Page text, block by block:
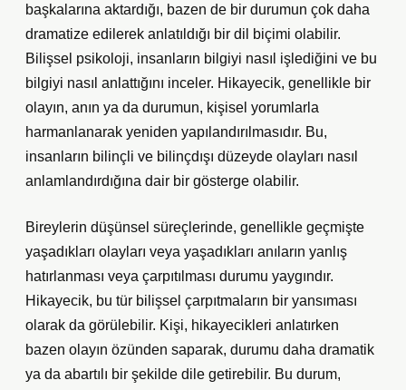
başkalarına aktardığı, bazen de bir durumun çok daha
dramatize edilerek anlatıldığı bir dil biçimi olabilir.
Bilişsel psikoloji, insanların bilgiyi nasıl işlediğini ve bu
bilgiyi nasıl anlattığını inceler. Hikayecik, genellikle bir
olayın, anın ya da durumun, kişisel yorumlarla
harmanlanarak yeniden yapılandırılmasıdır. Bu,
insanların bilinçli ve bilinçdışı düzeyde olayları nasıl
anlamlandırdığına dair bir gösterge olabilir.
Bireylerin düşünsel süreçlerinde, genellikle geçmişte
yaşadıkları olayları veya yaşadıkları anıların yanlış
hatırlanması veya çarpıtılması durumu yaygındır.
Hikayecik, bu tür bilişsel çarpıtmaların bir yansıması
olarak da görülebilir. Kişi, hikayecikleri anlatırken
bazen olayın özünden saparak, durumu daha dramatik
ya da abartılı bir şekilde dile getirebilir. Bu durum,